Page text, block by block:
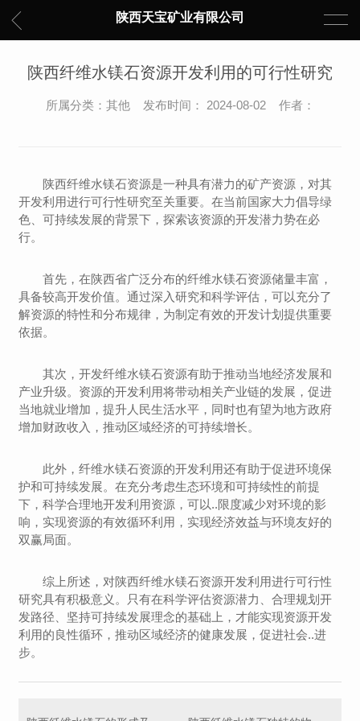
陕西天宝矿业有限公司
陕西纤维水镁石资源开发利用的可行性研究
所属分类：其他 发布时间： 2024-08-02 作者：
陕西纤维水镁石资源是一种具有潜力的矿产资源，对其
开发利用进行可行性研究至关重要。在当前国家大力倡导绿
色、可持续发展的背景下，探索该资源的开发潜力势在必
行。
首先，在陕西省广泛分布的纤维水镁石资源储量丰富，
具备较高开发价值。通过深入研究和科学评估，可以充分了
解资源的特性和分布规律，为制定有效的开发计划提供重要
依据。
其次，开发纤维水镁石资源有助于推动当地经济发展和
产业升级。资源的开发利用将带动相关产业链的发展，促进
当地就业增加，提升人民生活水平，同时也有望为地方政府
增加财政收入，推动区域经济的可持续增长。
此外，纤维水镁石资源的开发利用还有助于促进环境保
护和可持续发展。在充分考虑生态环境和可持续性的前提
下，科学合理地开发利用资源，可以..限度减少对环境的影
响，实现资源的有效循环利用，实现经济效益与环境友好的
双赢局面。
综上所述，对陕西纤维水镁石资源开发利用进行可行性
研究具有积极意义。只有在科学评估资源潜力、合理规划开
发路径、坚持可持续发展理念的基础上，才能实现资源开发
利用的良性循环，推动区域经济的健康发展，促进社会..进
步。